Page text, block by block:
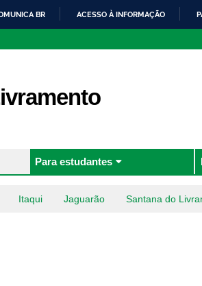
BR ACESSO À INFORMAÇÃO
Para estudantes
Itaqui Jaguarão Santana do